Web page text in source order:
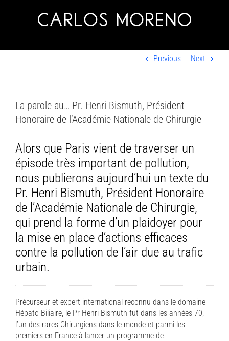
Previous Next
La parole au… Pr. Henri Bismuth, Président
Honoraire de l’Académie Nationale de Chirurgie
Alors que Paris vient de traverser un
épisode très important de pollution,
nous publierons aujourd’hui un texte du
Pr. Henri Bismuth, Président Honoraire
de l’Académie Nationale de Chirurgie,
qui prend la forme d’un plaidoyer pour
la mise en place d’actions efficaces
contre la pollution de l’air due au trafic
urbain.
Précurseur et expert international reconnu dans le domaine
Hépato-Biliaire, le Pr Henri Bismuth fut dans les années 70,
l’un des rares Chirurgiens dans le monde et parmi les
premiers en France à lancer un programme de